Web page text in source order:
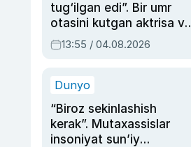
tug‘ilgan edi”. Bir umr
otasini kutgan aktrisa va
dublyaj ustasi Rimma
Ahmedovaning
13:55 / 04.08.2026
Dunyo
“Biroz sekinlashish
kerak”. Mutaxassislar
insoniyat sun’iy